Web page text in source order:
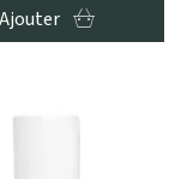
Ajouter